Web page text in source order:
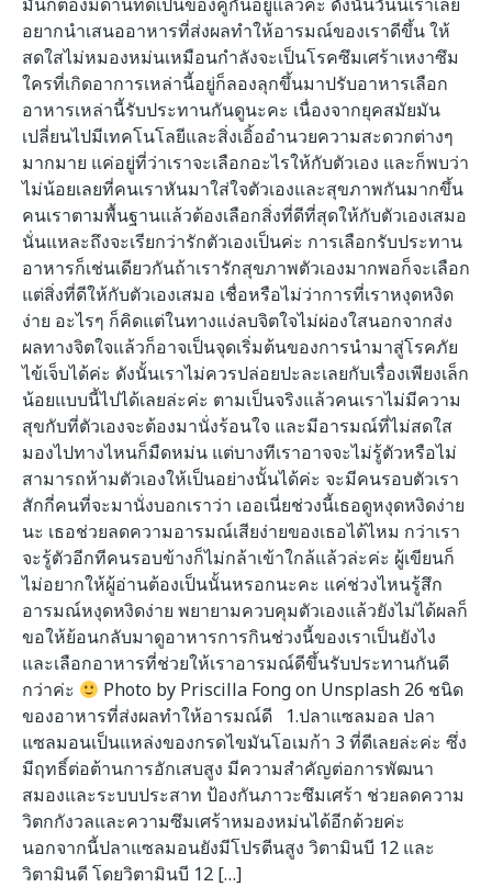
อยากนำเสนออาหารที่ส่งผลทำให้อารมณ์ของเราดีขึ้น ให้
สดใสไม่หมองหม่นเหมือนกำลังจะเป็นโรคซึมเศร้าเหงาซึม
ใครที่เกิดอาการเหล่านี้อยู่ก็ลองลุกขึ้นมาปรับอาหารเลือก
อาหารเหล่านี้รับประทานกันดูนะคะ เนื่องจากยุคสมัยมัน
เปลี่ยนไปมีเทคโนโลยีและสิ่งเอิ้ออำนวยความสะดวกต่างๆ
มากมาย แค่อยู่ที่ว่าเราจะเลือกอะไรให้กับตัวเอง และก็พบว่า
ไม่น้อยเลยที่คนเราหันมาใส่ใจตัวเองและสุขภาพกันมากขึ้น
คนเราตามพื้นฐานแล้วต้องเลือกสิ่งที่ดีที่สุดให้กับตัวเองเสมอ
นั่นแหละถึงจะเรียกว่ารักตัวเองเป็นค่ะ การเลือกรับประทาน
อาหารก็เช่นเดียวกันถ้าเรารักสุขภาพตัวเองมากพอก็จะเลือก
แต่สิ่งที่ดีให้กับตัวเองเสมอ เชื่อหรือไม่ว่าการที่เราหงุดหงิด
ง่าย อะไรๆ ก็คิดแต่ในทางแง่ลบจิตใจไม่ผ่องใสนอกจากส่ง
ผลทางจิตใจแล้วก็อาจเป็นจุดเริ่มต้นของการนำมาสู่โรคภัย
ไข้เจ็บได้ค่ะ ดังนั้นเราไม่ควรปล่อยปะละเลยกับเรื่องเพียงเล็ก
น้อยแบบนี้ไปได้เลยล่ะค่ะ ตามเป็นจริงแล้วคนเราไม่มีความ
สุขกับที่ตัวเองจะต้องมานั่งร้อนใจ และมีอารมณ์ที่ไม่สดใส
มองไปทางไหนก็มืดหม่น แต่บางทีเราอาจจะไม่รู้ตัวหรือไม่
สามารถห้ามตัวเองให้เป็นอย่างนั้นได้ค่ะ จะมีคนรอบตัวเรา
สักกี่คนที่จะมานั่งบอกเราว่า เออเนี่ยช่วงนี้เธอดูหงุดหงิดง่าย
นะ เธอช่วยลดความอารมณ์เสียง่ายของเธอได้ไหม กว่าเรา
จะรู้ตัวอีกทีคนรอบข้างก็ไม่กล้าเข้าใกล้แล้วล่ะค่ะ ผู้เขียนก็
ไม่อยากให้ผู้อ่านต้องเป็นนั้นหรอกนะคะ แค่ช่วงไหนรู้สึก
อารมณ์หงุดหงิดง่าย พยายามควบคุมตัวเองแล้วยังไม่ได้ผลก็
ขอให้ย้อนกลับมาดูอาหารการกินช่วงนี้ของเราเป็นยังไง
และเลือกอาหารที่ช่วยให้เราอารมณ์ดีขึ้นรับประทานกันดี
กว่าค่ะ
Photo by Priscilla Fong on Unsplash 26 ชนิด
ของอาหารที่ส่งผลทำให้อารมณ์ดี 1.ปลาแซลมอล ปลา
แซลมอนเป็นแหล่งของกรดไขมันโอเมก้า 3 ที่ดีเลยล่ะค่ะ ซึ่ง
มีฤทธิ์ต่อต้านการอักเสบสูง มีความสำคัญต่อการพัฒนา
สมองและระบบประสาท ป้องกันภาวะซึมเศร้า ช่วยลดความ
วิตกกังวลและความซึมเศร้าหมองหม่นได้อีกด้วยค่ะ
นอกจากนี้ปลาแซลมอนยังมีโปรตีนสูง วิตามินบี 12 และ
วิตามินดี โดยวิตามินบี 12 […]